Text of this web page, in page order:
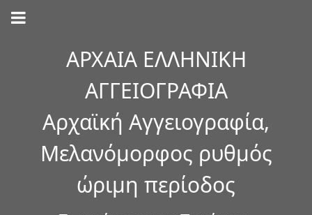
ΑΡΧΑΙΑ ΕΛΛΗΝΙΚΗ
ΑΓΓΕΙΟΓΡΑΦΙΑ
Αρχαϊκή Αγγειογραφία,
Μελανόμορφος ρυθμός
ώριμη περίοδος